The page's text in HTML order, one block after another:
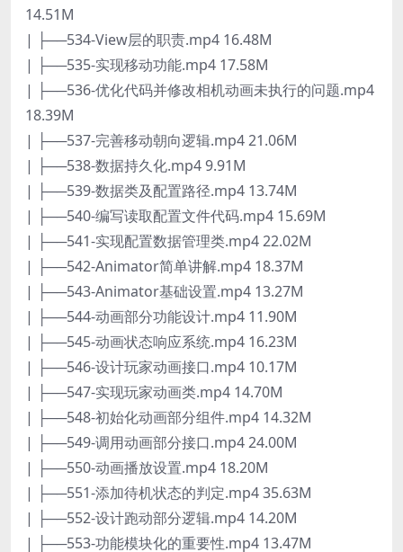
14.51M
| ├──534-View层的职责.mp4 16.48M
| ├──535-实现移动功能.mp4 17.58M
| ├──536-优化代码并修改相机动画未执行的问题.mp4
18.39M
| ├──537-完善移动朝向逻辑.mp4 21.06M
| ├──538-数据持久化.mp4 9.91M
| ├──539-数据类及配置路径.mp4 13.74M
| ├──540-编写读取配置文件代码.mp4 15.69M
| ├──541-实现配置数据管理类.mp4 22.02M
| ├──542-Animator简单讲解.mp4 18.37M
| ├──543-Animator基础设置.mp4 13.27M
| ├──544-动画部分功能设计.mp4 11.90M
| ├──545-动画状态响应系统.mp4 16.23M
| ├──546-设计玩家动画接口.mp4 10.17M
| ├──547-实现玩家动画类.mp4 14.70M
| ├──548-初始化动画部分组件.mp4 14.32M
| ├──549-调用动画部分接口.mp4 24.00M
| ├──550-动画播放设置.mp4 18.20M
| ├──551-添加待机状态的判定.mp4 35.63M
| ├──552-设计跑动部分逻辑.mp4 14.20M
| ├──553-功能模块化的重要性.mp4 13.47M